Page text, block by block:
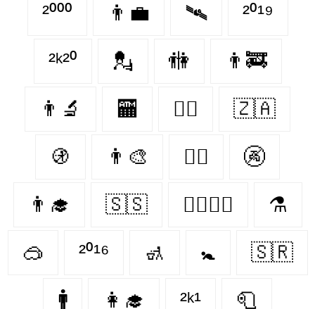
²⁰⁰⁰ 👨‍💼 🛰 ²⁰¹⁹
²ᵏ²⁰ 💂 🚻 👨‍🚒
👨‍🔬 🏧 👨‍⚕️ 🇿🇦
🚯 👨‍🎨 👨‍✈️ 🚱
👨‍🎓 🇸🇸 👩‍❤️‍💋‍👨 ⚗️
🥽 ²⁰¹⁶ 🚮 🚼 🇸🇷
🚹 👩‍🎓 ²ᵏ¹ 🧻